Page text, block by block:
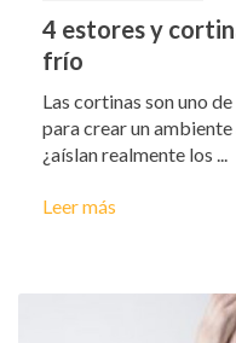
4 estores y
frío
Las cortinas son uno
para crear un
¿aíslan realmente los ...
Leer más